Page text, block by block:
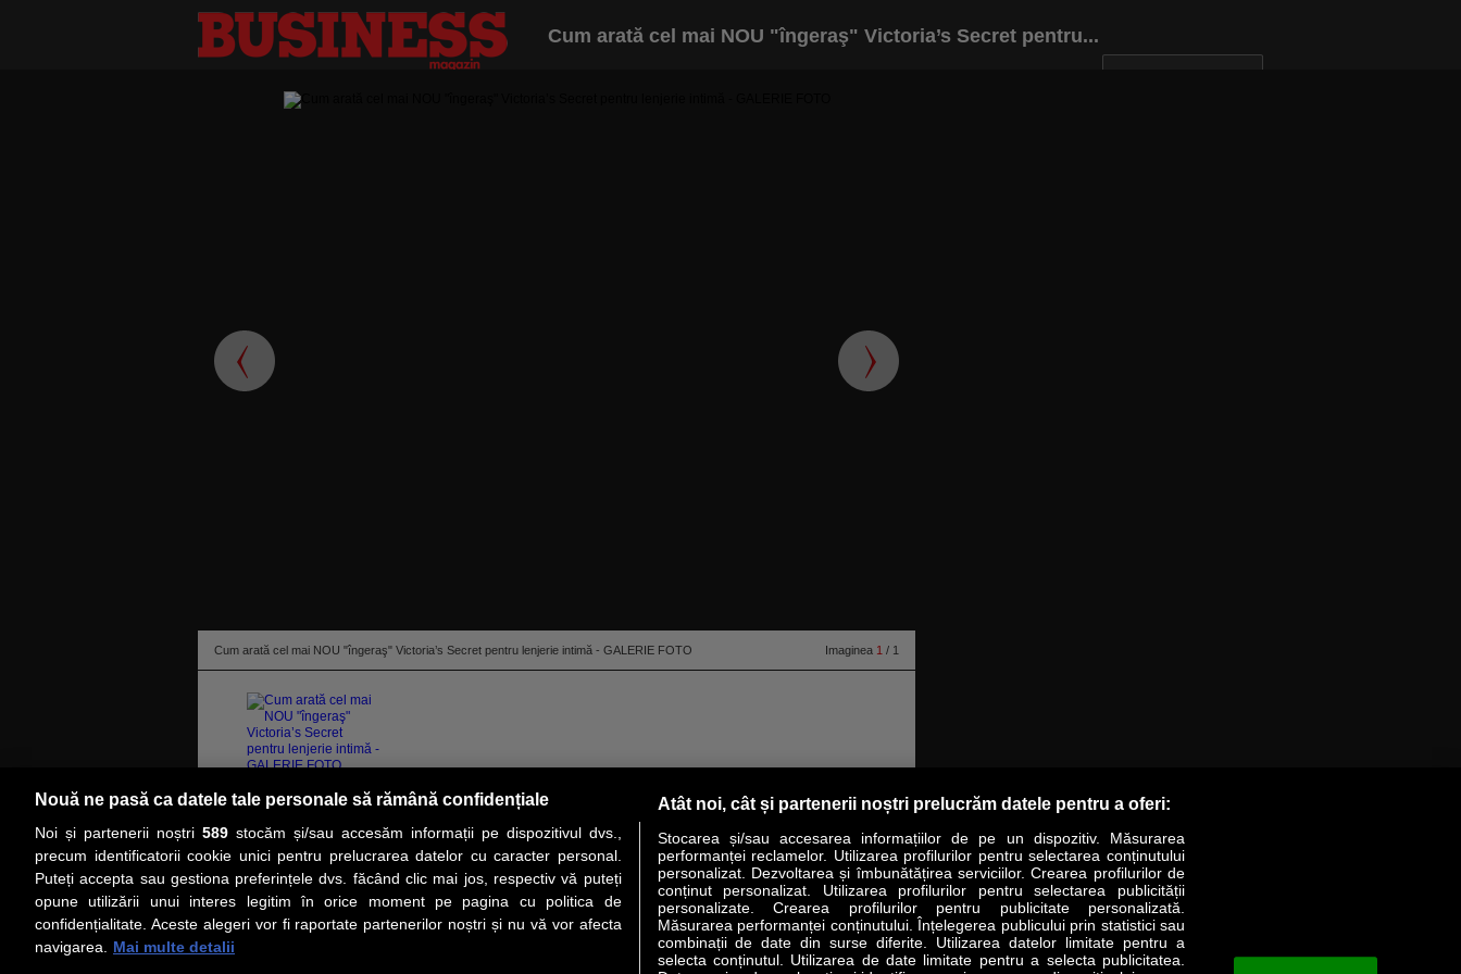
Cum arată cel mai NOU "îngeraş" Victoria’s Secret pentru...
Cum arată cel mai NOU "îngeraş" Victoria’s Secret pentru lenjerie intimă - GALERIE FOTO Imaginea 1 / 1
Janine Tugonon, fostă finalistă la titlul de Miss Universe 2012, este unul din cei mai noi „îngeraşi“ Victoria’s Secret.
citeşte toată ştirea
PRIMA PAGINĂ COVER STORY LIDERI ANALIZE HI-TECH MEET THE CEO LIFESTYLE SPECIAL OPINII
Social Servicii Revista Business Magazin
Nouă ne pasă ca datele tale personale să rămână confidențiale
Noi și partenerii noștri 589stocăm și/sau accesăm informații pe dispozitivul dvs.,
precum identificatorii cookie unici pentru prelucrarea datelor cu caracter personal.
Puteți accepta sau gestiona preferințele dvs. făcând clic mai jos, respectiv vă puteți
opune utilizării unui interes legitim în orice moment pe pagina cu politica de
confidențialitate. Aceste alegeri vor fi raportate partenerilor noștri și nu vă vor afecta
navigarea.
Mai multe detalii
Atât noi, cât și partenerii noștri prelucrăm datele pentru a oferi:
Stocarea și/sau accesarea informațiilor de pe un dispozitiv. Măsurarea
performanței reclamelor. Utilizarea profilurilor pentru selectarea conținutului
personalizat. Dezvoltarea și îmbunătățirea serviciilor. Crearea profilurilor de
conținut personalizat. Utilizarea profilurilor pentru selectarea publicității
personalizate. Crearea profilurilor pentru publicitate personalizată.
Măsurarea performanței conținutului. Înțelegerea publicului prin statistici sau
combinații de date din surse diferite. Utilizarea datelor limitate pentru a
selecta conținutul. Utilizarea de date limitate pentru a selecta publicitatea.